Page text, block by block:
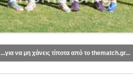
...για να μη χάνεις τίποτα από το thematch.gr...